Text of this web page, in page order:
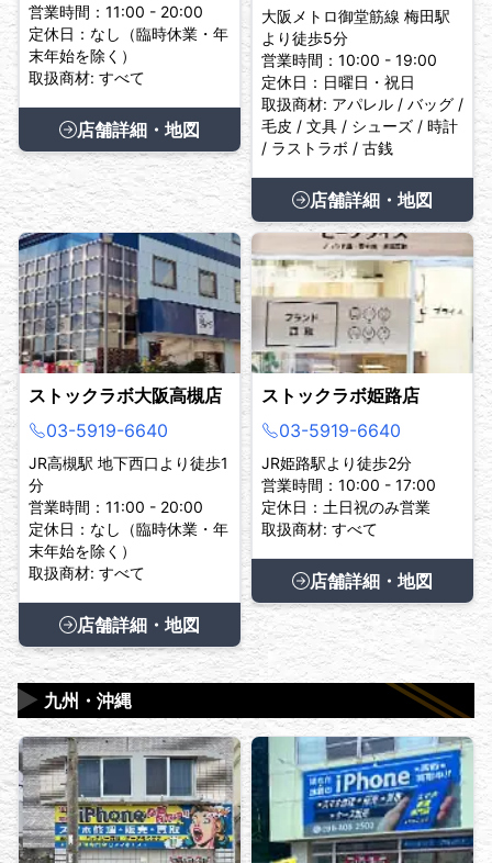
営業時間：11:00 - 20:00
定休日：なし（臨時休業・年
末年始を除く）
取扱商材: すべて
店舗詳細・地図
大阪メトロ御堂筋線 梅田駅
より徒歩5分
営業時間：10:00 - 19:00
定休日：日曜日・祝日
取扱商材: アパレル / バッグ /
毛皮 / 文具 / シューズ / 時計
/ ラストラボ / 古銭
店舗詳細・地図
ストックラボ大阪高槻店
03-5919-6640
JR高槻駅 地下西口より徒歩1
分
営業時間：11:00 - 20:00
定休日：なし（臨時休業・年
末年始を除く）
取扱商材: すべて
店舗詳細・地図
ストックラボ姫路店
03-5919-6640
JR姫路駅より徒歩2分
営業時間：10:00 - 17:00
定休日：土日祝のみ営業
取扱商材: すべて
店舗詳細・地図
九州・沖縄
▶